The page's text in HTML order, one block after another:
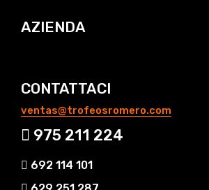
AZIENDA
CONTATTACI
ventas@trofeosromero.com
975 211 224
692 114 101